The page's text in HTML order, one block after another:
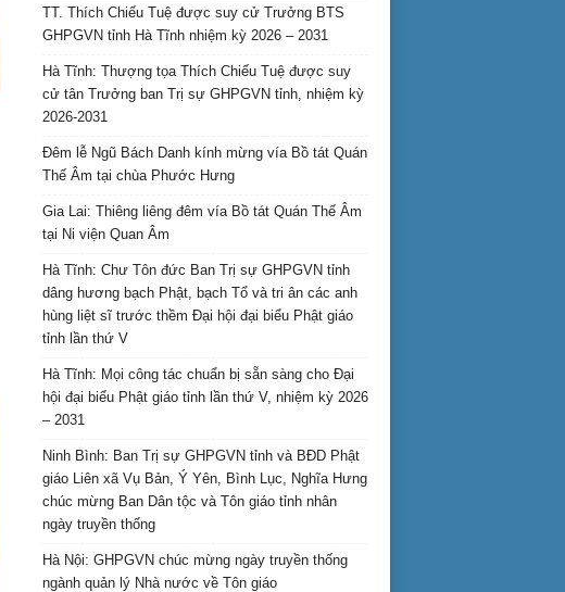
TT. Thích Chiếu Tuệ được suy cử Trưởng BTS
GHPGVN tỉnh Hà Tĩnh nhiệm kỳ 2026 – 2031
Hà Tĩnh: Thượng tọa Thích Chiếu Tuệ được suy
cử tân Trưởng ban Trị sự GHPGVN tỉnh, nhiệm kỳ
2026-2031
Đêm lễ Ngũ Bách Danh kính mừng vía Bồ tát Quán
Thế Âm tại chùa Phước Hưng
Gia Lai: Thiêng liêng đêm vía Bồ tát Quán Thế Âm
tại Ni viện Quan Âm
Hà Tĩnh: Chư Tôn đức Ban Trị sự GHPGVN tỉnh
dâng hương bạch Phật, bạch Tổ và tri ân các anh
hùng liệt sĩ trước thềm Đại hội đại biểu Phật giáo
tỉnh lần thứ V
Hà Tĩnh: Mọi công tác chuẩn bị sẵn sàng cho Đại
hội đại biểu Phật giáo tỉnh lần thứ V, nhiệm kỳ 2026
– 2031
Ninh Bình: Ban Trị sự GHPGVN tỉnh và BĐD Phật
giáo Liên xã Vụ Bản, Ý Yên, Bình Lục, Nghĩa Hưng
chúc mừng Ban Dân tộc và Tôn giáo tỉnh nhân
ngày truyền thống
Hà Nội: GHPGVN chúc mừng ngày truyền thống
ngành quản lý Nhà nước về Tôn giáo